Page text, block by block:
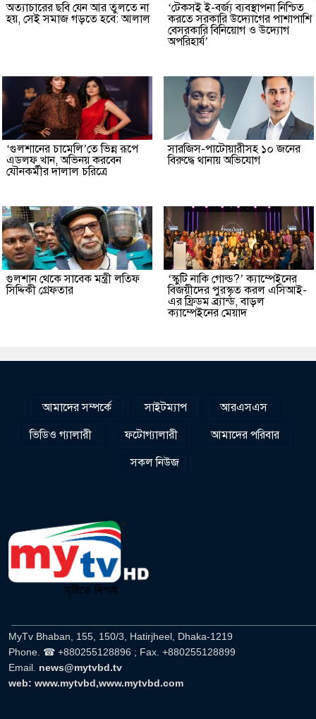
অত্যাচারের ছবি যেন আর তুলতে না
হয়, সেই সমাজ গড়তে হবে: আলাল
‘টেকসই ই-বর্জ্য ব্যবস্থাপনা নিশ্চিত
করতে সরকারি উদ্যোগের পাশাপাশি
বেসরকারি বিনিয়োগ ও উদ্যোগ
অপরিহার্য’
‘গুলশানের চামেলি’তে ভিন্ন রূপে
এডলফ খান, অভিনয় করবেন
যৌনকর্মীর দালাল চরিত্রে
সারজিস-পাটোয়ারীসহ ১০ জনের
বিরুদ্ধে থানায় অভিযোগ
গুলশান থেকে সাবেক মন্ত্রী লতিফ
সিদ্দিকী গ্রেফতার
‘স্কুটি নাকি গোল্ড?’ ক্যাম্পেইনের
বিজয়ীদের পুরস্কৃত করল এসিআই-
এর ফ্রিডম ব্র্যান্ড, বাড়ল
ক্যাম্পেইনের মেয়াদ
আমাদের সম্পর্কে সাইটম্যাপ
আরএসএস
ভিডিও গ্যালারী
ফটোগ্যালারী
আমাদের পরিবার
সকল নিউজ
MyTv Bhaban, 155, 150/3, Hatirjheel, Dhaka-1219
Phone. ☎ +880255128896 ; Fax. +880255128899
Email. news@mytvbd.tv
web: www.mytvbd,www.mytvbd.com